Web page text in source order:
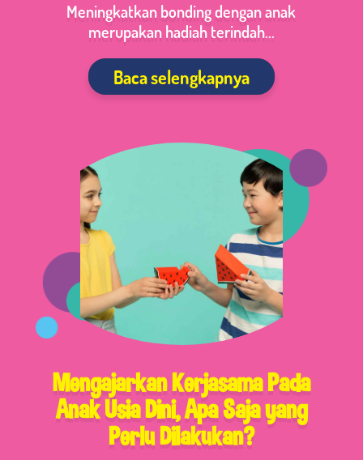
Meningkatkan bonding dengan anak
merupakan hadiah terindah...
Baca selengkapnya
Mengajarkan Kerjasama Pada
Anak Usia Dini, Apa Saja yang
Perlu Dilakukan?